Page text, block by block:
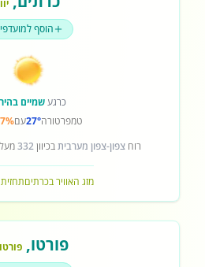
הוסף
כרגעשמיים
טמפרטורה27°עם
רוחצפון-צפון מערביתבכיוון332
מזג האוויר בכרתים
פורטו,